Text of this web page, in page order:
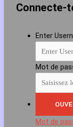
Connecte-
Enter
Mot de
Mot de